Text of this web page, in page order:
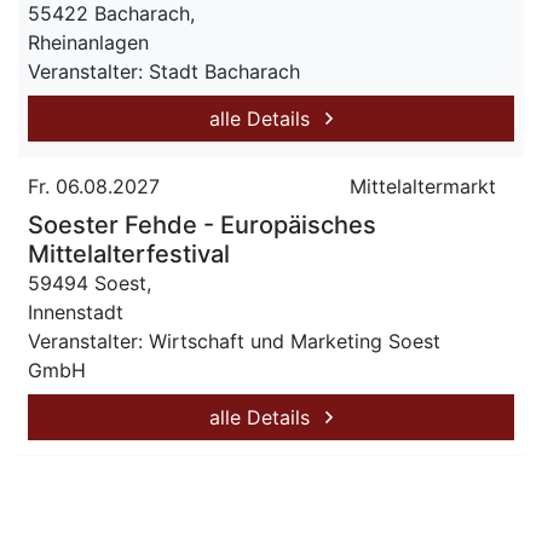
55422 Bacharach,
Rheinanlagen
Veranstalter: Stadt Bacharach
alle Details
Fr. 06.08.2027 Mittelaltermarkt
Soester Fehde - Europäisches
Mittelalterfestival
59494 Soest,
Innenstadt
Veranstalter: Wirtschaft und Marketing Soest
GmbH
alle Details